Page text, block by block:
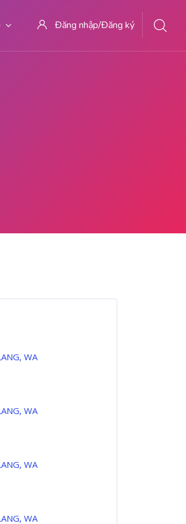
Đăng nhập/Đăng ký
KLINIK
WA
WA
WA
WA